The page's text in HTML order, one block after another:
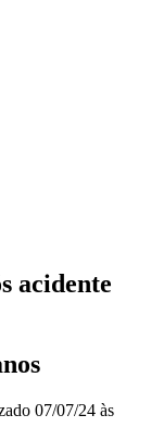
acidente
07/07/24 às